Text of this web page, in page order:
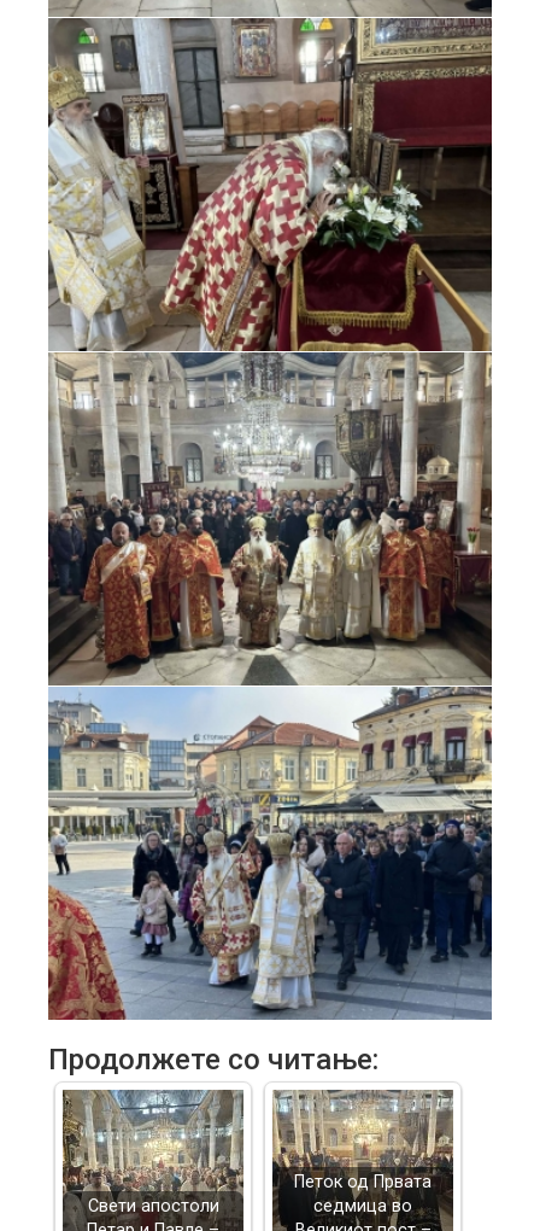
Продолжете со читање:
Свети апостоли
Петок од Првата
седмица во